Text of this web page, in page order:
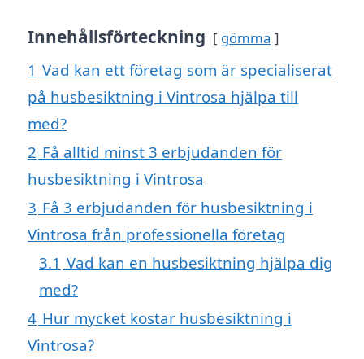
Innehållsförteckning gömma
1 Vad kan ett företag som är specialiserat
på husbesiktning i Vintrosa hjälpa till
med?
2 Få alltid minst 3 erbjudanden för
husbesiktning i Vintrosa
3 Få 3 erbjudanden för husbesiktning i
Vintrosa från professionella företag
3.1 Vad kan en husbesiktning hjälpa dig
med?
4 Hur mycket kostar husbesiktning i
Vintrosa?